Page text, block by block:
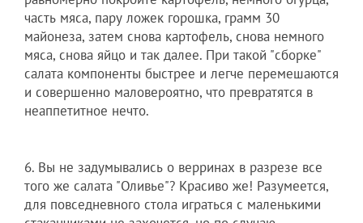
часть мяса, пару ложек горошка, грамм 30
майонеза, затем снова картофель, снова немного
мяса, снова яйцо и так далее. При такой "сборке"
салата компоненты быстрее и легче перемешаются
и совершенно маловероятно, что превратятся в
неаппетитное нечто.
6. Вы не задумывались о верринах в разрезе все
того же салата "Оливье"? Красиво же! Разумеется,
для повседневного стола играться с маленькими